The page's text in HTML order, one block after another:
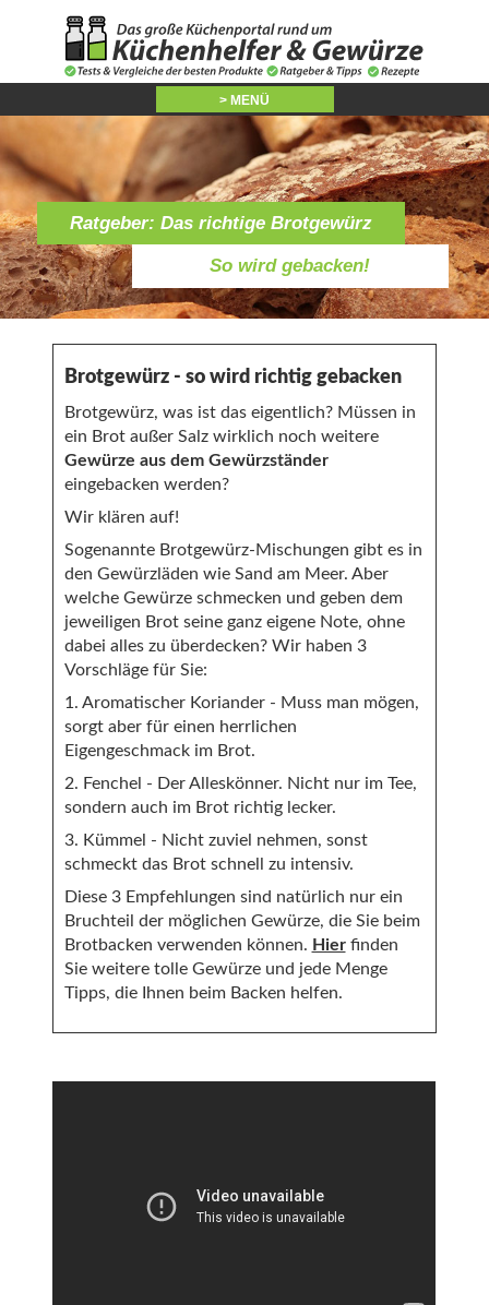
Ratgeber: Das richtige Brotgewürz
So wird gebacken!
Brotgewürz - so wird richtig gebacken
Brotgewürz, was ist das eigentlich? Müssen in
ein Brot außer Salz wirklich noch weitere
Gewürze aus dem Gewürzständer
eingebacken werden?
Wir klären auf!
Sogenannte Brotgewürz-Mischungen gibt es in
den Gewürzläden wie Sand am Meer. Aber
welche Gewürze schmecken und geben dem
jeweiligen Brot seine ganz eigene Note, ohne
dabei alles zu überdecken? Wir haben 3
Vorschläge für Sie:
1. Aromatischer Koriander - Muss man mögen,
sorgt aber für einen herrlichen
Eigengeschmack im Brot.
2. Fenchel - Der Alleskönner. Nicht nur im Tee,
sondern auch im Brot richtig lecker.
3. Kümmel - Nicht zuviel nehmen, sonst
schmeckt das Brot schnell zu intensiv.
Diese 3 Empfehlungen sind natürlich nur ein
Bruchteil der möglichen Gewürze, die Sie beim
Brotbacken verwenden können. Hierfinden
Sie weitere tolle Gewürze und jede Menge
Tipps, die Ihnen beim Backen helfen.
> MENÜ